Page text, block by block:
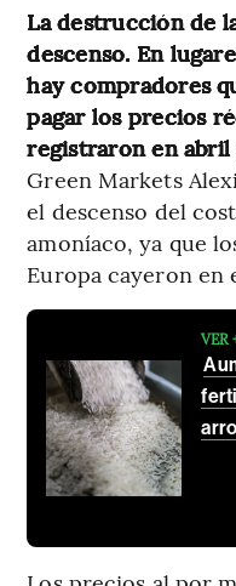
La destrucción de
descenso. En
hay compradores
pagar los precios
registraron en abril
Green Markets
el descenso del
amoníaco, ya que
Europa cayeron en
VER